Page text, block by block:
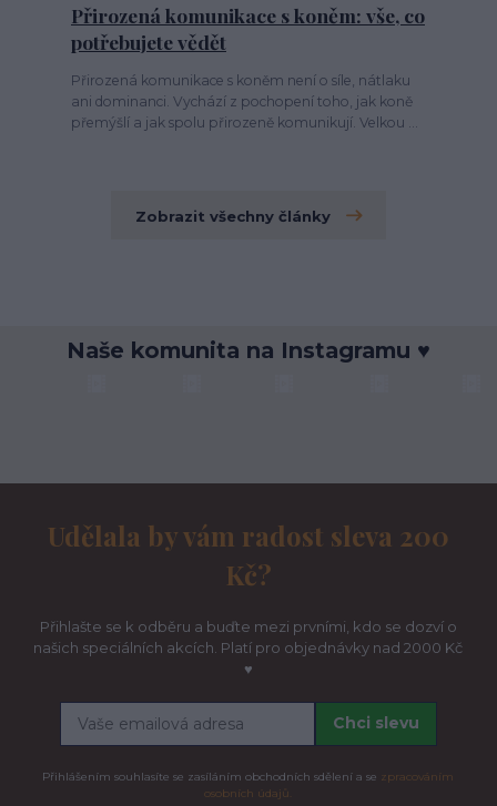
Přirozená komunikace s koněm: vše, co
potřebujete vědět
Přirozená komunikace s koněm není o síle, nátlaku
ani dominanci. Vychází z pochopení toho, jak koně
přemýšlí a jak spolu přirozeně komunikují. Velkou ...
Zobrazit všechny články
Naše komunita na Instagramu ♥
Udělala by vám radost sleva 200
Kč?
Přihlašte se k odběru a buďte mezi prvními, kdo se dozví o
našich speciálních akcích. Platí pro objednávky nad 2000 Kč
♥
Chci slevu
Přihlášením souhlasíte se zasíláním obchodních sdělení a se zpracováním
osobních údajů.